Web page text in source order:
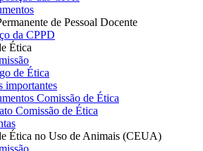
de Pessoal Docente
da CPPD
Ética
de Ética
importantes
Comissão de Ética
Comissão de Ética
Ética no Uso de Animais (CEUA)